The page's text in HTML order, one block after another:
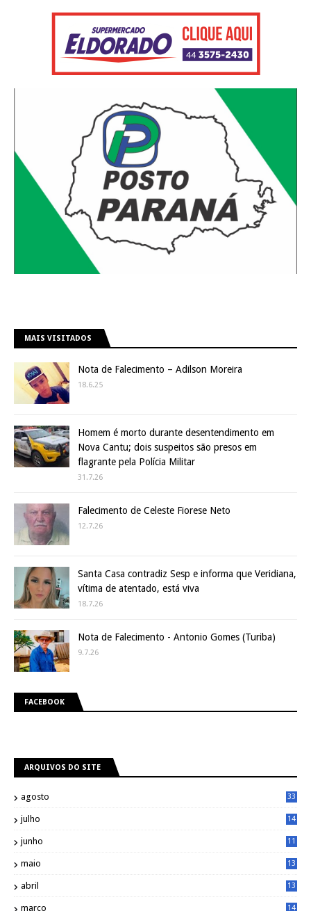
MAIS VISITADOS
Nota de Falecimento – Adilson Moreira
18.6.25
Homem é morto durante desentendimento em
Nova Cantu; dois suspeitos são presos em
flagrante pela Polícia Militar
31.7.26
Falecimento de Celeste Fiorese Neto
12.7.26
Santa Casa contradiz Sesp e informa que Veridiana,
vítima de atentado, está viva
18.7.26
Nota de Falecimento - Antonio Gomes (Turiba)
9.7.26
FACEBOOK
ARQUIVOS DO SITE
agosto 33
julho
14
junho
11
maio
13
abril
13
março 14